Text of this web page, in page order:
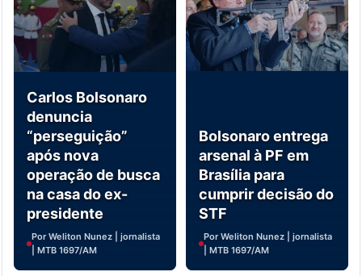
Carlos Bolsonaro
denuncia
“perseguição”
após nova
operação de busca
na casa do ex-
presidente
Por Weliton Nunez | jornalista
| MTB 1697/AM
Bolsonaro entrega
arsenal à PF em
Brasília para
cumprir decisão do
STF
Por Weliton Nunez | jornalista
| MTB 1697/AM